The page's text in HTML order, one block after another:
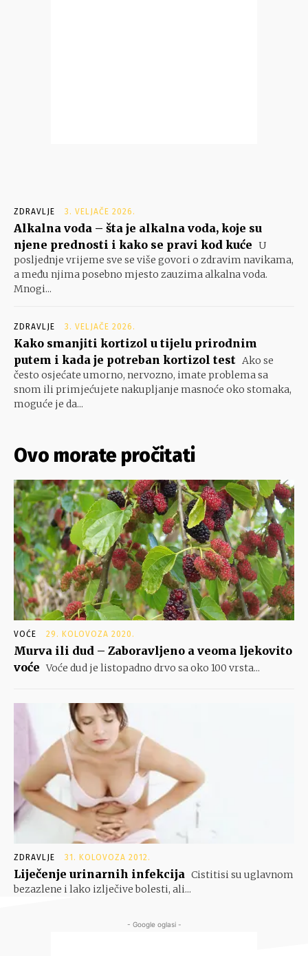
ZDRAVLJE 3. VELJAČE 2026.
Alkalna voda – šta je alkalna voda, koje su
njene prednosti i kako se pravi kod kuće U
posljednje vrijeme sve se više govori o zdravim navikama,
a među njima posebno mjesto zauzima alkalna voda.
Mnogi...
ZDRAVLJE 3. VELJAČE 2026.
Kako smanjiti kortizol u tijelu prirodnim
putem i kada je potreban kortizol test Ako se
često osjećate umorno, nervozno, imate problema sa
snom ili primjećujete nakupljanje masnoće oko stomaka,
moguće je da...
Ovo morate pročitati
VOĆE 29. KOLOVOZA 2020.
Murva ili dud – Zaboravljeno a veoma ljekovito
voće Voće dud je listopadno drvo sa oko 100 vrsta...
ZDRAVLJE 31. KOLOVOZA 2012.
Liječenje urinarnih infekcija Cistitisi su uglavnom
bezazlene i lako izlječive bolesti, ali...
- Google oglasi -